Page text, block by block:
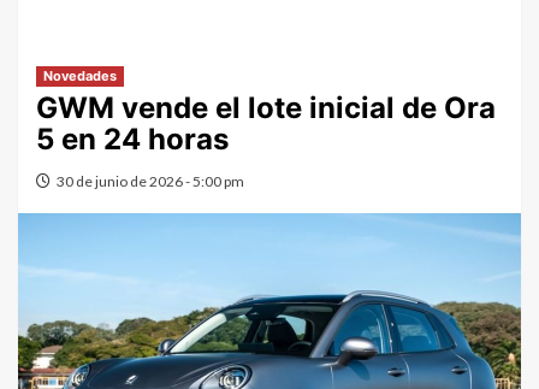
Novedades
GWM vende el lote inicial de Ora
5 en 24 horas
30 de junio de 2026 - 5:00 pm